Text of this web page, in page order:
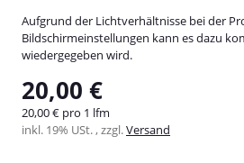
Aufgrund der Lichtverhältnisse bei der
Bildschirmeinstellungen kann es dazu
wiedergegeben wird.
20,00 €
20,00 € pro 1 lfm
inkl. 19% USt. , zzgl.Versand